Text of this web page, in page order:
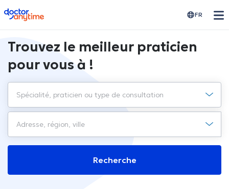
doctoranytime FR
Trouvez le meilleur praticien
pour vous à !
Recherche